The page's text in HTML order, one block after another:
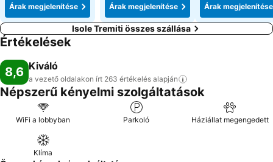
Árak megjelenítése Árak megjelenítése
Árak megjelenítése
Isole Tremiti összes szállása
Értékelések
8,6 Kiváló
a vezető oldalakon írt 263 értékelés alapján
Népszerű kényelmi szolgáltatások
WiFi a lobbyban Parkoló Háziállat megengedett
Klíma